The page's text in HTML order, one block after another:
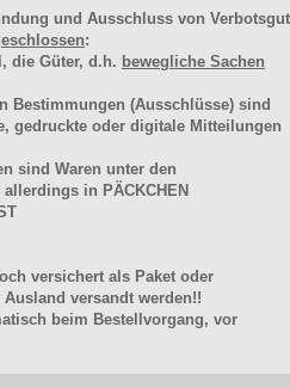
und Ausschluss von Verbotsgut
:
die Güter, d.h. bewegliche Sachen
Bestimmungen (Ausschlüsse) sind
gedruckte oder digitale Mitteilungen
sind Waren unter den
in PÄCKCHEN
versichert als Paket oder
versandt werden!!
beim Bestellvorgang, vor